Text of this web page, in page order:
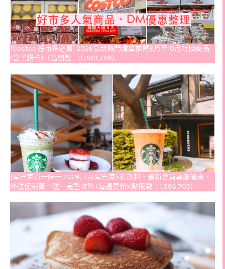
[Costco 好市多必買] 2026最新熱門清單推薦8月至10月特價商品
(含黑鑽卡）(點閱數：3,383,706)
[星巴克買一送一 2026] 7月星巴克5折飲料、最新會員專屬優惠、
外送促銷買一送一完整攻略 (每週更新)(點閱數：1,386,705)